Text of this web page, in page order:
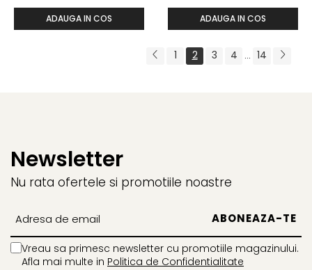
ADAUGA IN COS ADAUGA IN COS
1 2 3 4 ... 14
Newsletter
Nu rata ofertele si promotiile noastre
Vreau sa primesc newsletter cu promotiile magazinului.
Afla mai multe in Politica de Confidentialitate